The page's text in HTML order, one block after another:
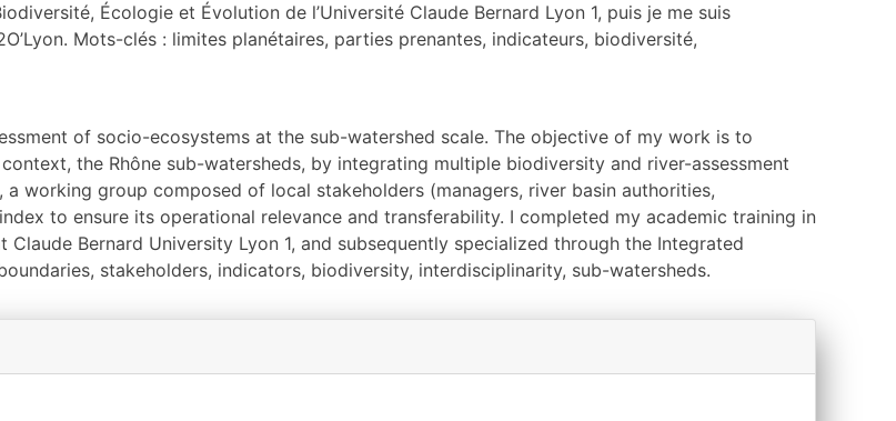
Écologie et Évolution de l’Université Claude Bernard Lyon 1, puis je me suis
Mots-clés : limites planétaires, parties prenantes, indicateurs, biodiversité,
of socio-ecosystems at the sub-watershed scale. The objective of my work is to
the Rhône sub-watersheds, by integrating multiple biodiversity and river-assessment
working group composed of local stakeholders (managers, river basin authorities,
to ensure its operational relevance and transferability. I completed my academic training in
Bernard University Lyon 1, and subsequently specialized through the Integrated
stakeholders, indicators, biodiversity, interdisciplinarity, sub-watersheds.